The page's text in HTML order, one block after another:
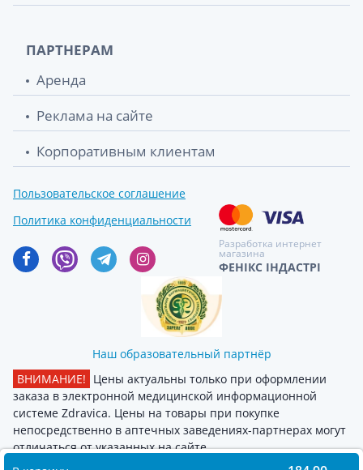
ПАРТНЕРАМ
Аренда
Реклама на сайте
Корпоративным клиентам
Пользовательское соглашение
Политика конфиденциальности
Разработка интернет
магазина
ФЕНІКС ІНДАСТРІ
Наш образовательный партнёр
ВНИМАНИЕ! Цены актуальны только при оформлении
заказа в электронной медицинской информационной
системе Zdravica. Цены на товары при покупке
непосредственно в аптечных заведениях-партнерах могут
отличаться от указанных на сайте